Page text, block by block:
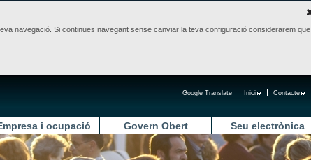
navegació. Si continues navegant sense canviar la teva configuració considerarem que
Contacte
Inici
Google Translate
i ocupació Govern Obert Seu electrònica